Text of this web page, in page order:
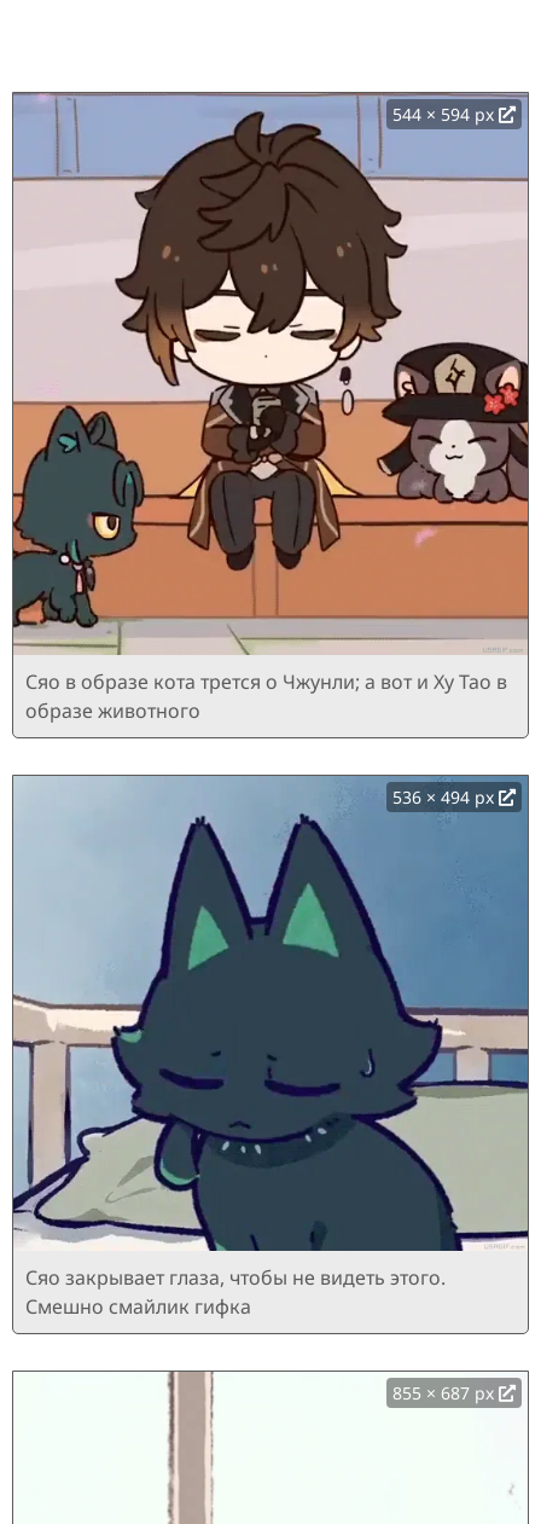
544 × 594 px
Сяо в образе кота трется о Чжунли; а вот и Ху Тао в
образе животного
536 × 494 px
Сяо закрывает глаза, чтобы не видеть этого.
Смешно смайлик гифка
855 × 687 px